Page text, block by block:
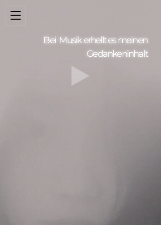
Bei Musik erhellt es meinen
Gedankeninhalt